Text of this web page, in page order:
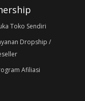
Toko Sendiri
Dropship /
Afiliasi